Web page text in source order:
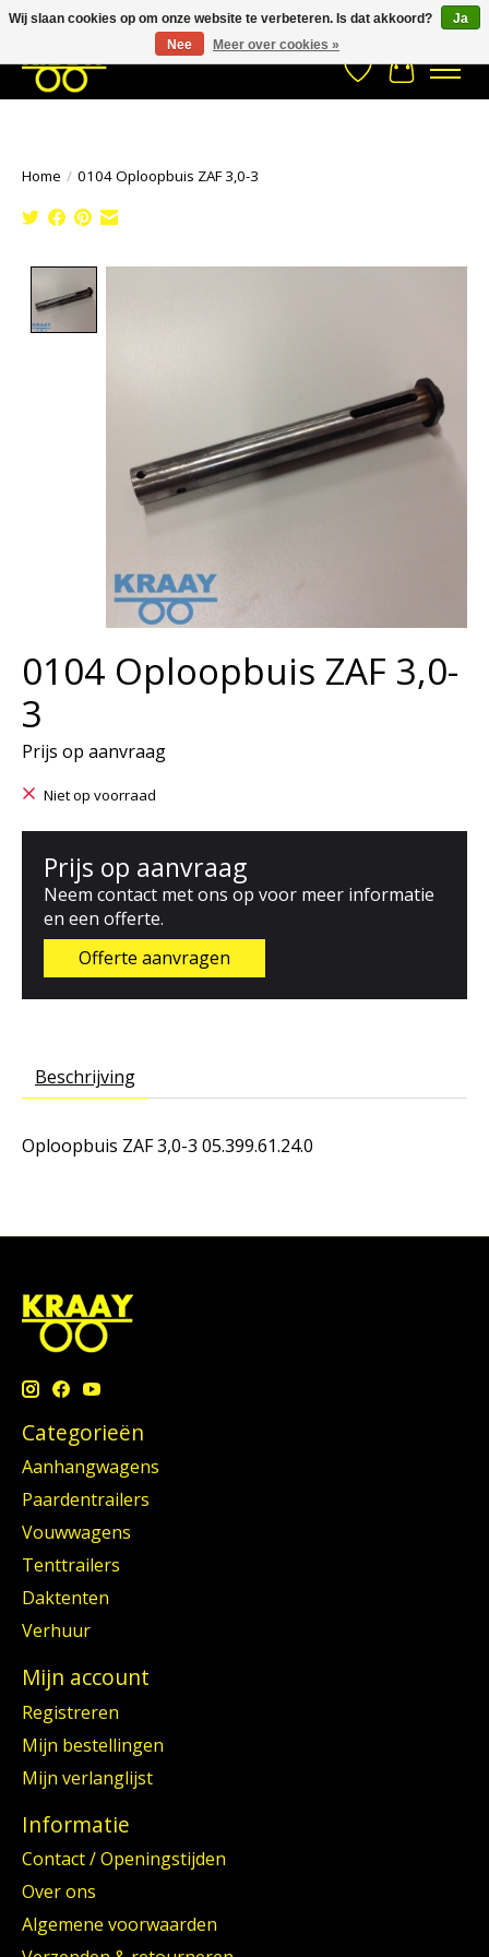
033- 2470 538 info@kraaybv.com Stuur een Whatsapp bericht
Verlanglijst
Home / 0104 Oploopbuis ZAF 3,0-3
0104 Oploopbuis ZAF 3,0-
3
Prijs op aanvraag
Niet op voorraad
Prijs op aanvraag
Neem contact met ons op voor meer informatie
en een offerte.
Offerte aanvragen
Beschrijving
Oploopbuis ZAF 3,0-3 05.399.61.24.0
Categorieën
Aanhangwagens
Paardentrailers
Vouwwagens
Tenttrailers
Daktenten
Verhuur
Mijn account
Registreren
Mijn bestellingen
Mijn verlanglijst
Informatie
Contact / Openingstijden
Over ons
Algemene voorwaarden
Wij slaan cookies op om onze website te verbeteren. Is dat akkoord?
Ja
Nee
Meer over cookies »